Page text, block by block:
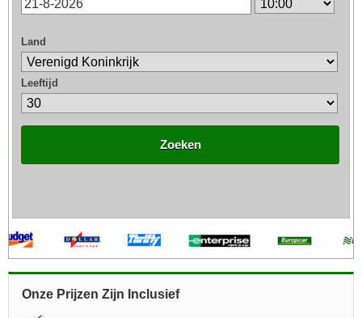
Land
Leeftijd
Zoeken
Onze Prijzen Zijn Inclusief